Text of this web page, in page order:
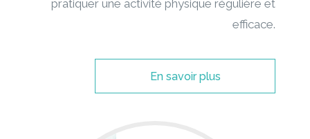
pratiquer une activité physique régulière et
efficace.
En savoir plus